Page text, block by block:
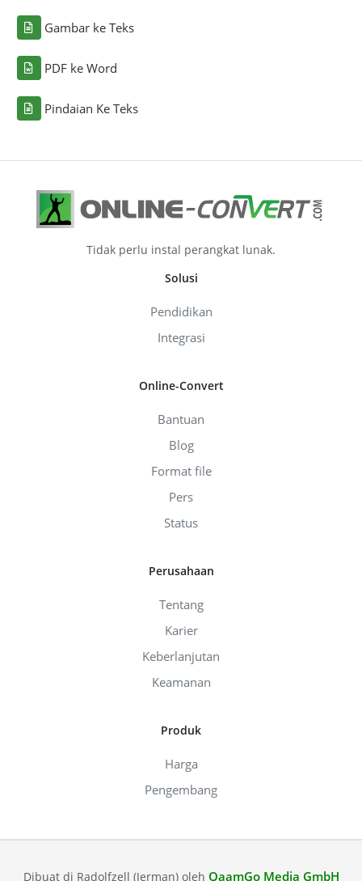
Gambar ke Teks
PDF ke Word
Pindaian Ke Teks
Tidak perlu instal perangkat lunak.
Solusi
Pendidikan
Integrasi
Online-Convert
Bantuan
Blog
Format file
Pers
Status
Perusahaan
Tentang
Karier
Keberlanjutan
Keamanan
Produk
Harga
Pengembang
Dibuat di Radolfzell (Jerman) oleh QaamGo Media GmbH